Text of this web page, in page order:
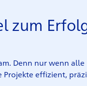
zum
Denn nur wenn alle
Projekte effizient,